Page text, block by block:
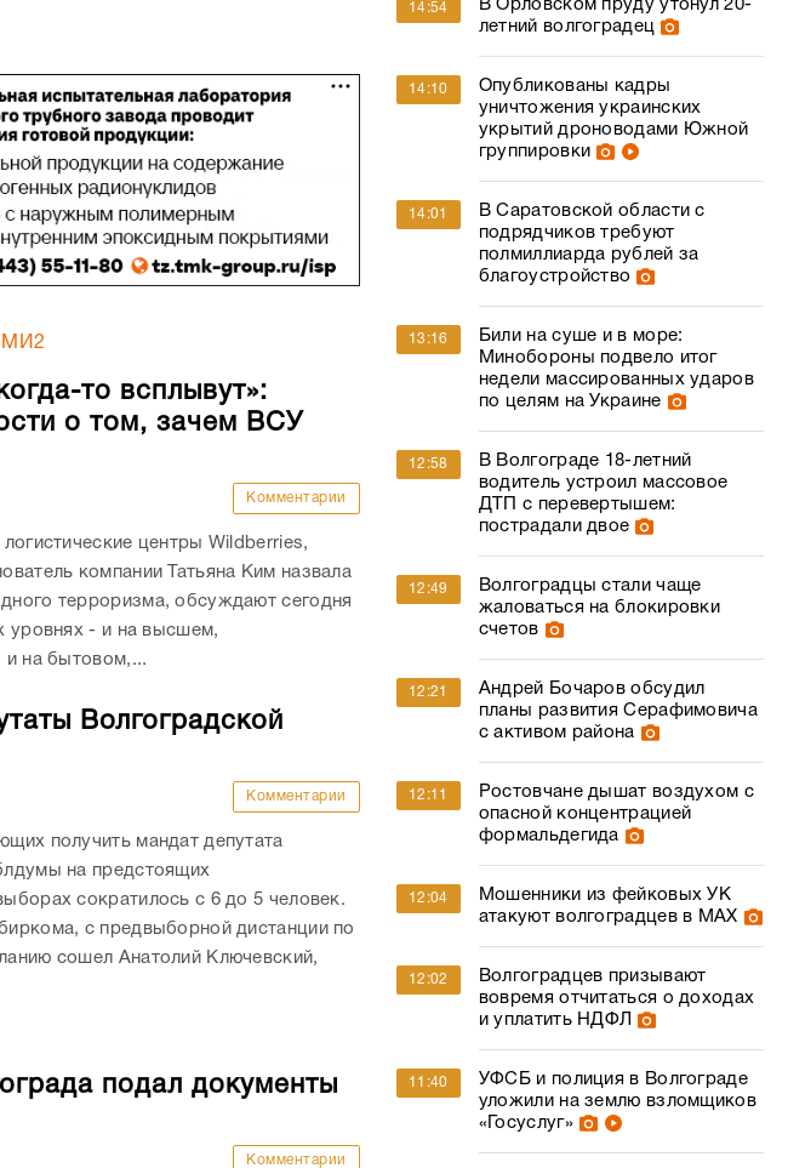
то всплывут»:
о том, зачем ВСУ
Комментарии
центры Wildberries,
компании Татьяна Ким назвала
терроризма, обсуждают сегодня
уровнях - и на высшем,
и на бытовом,...
Волгоградской
Комментарии
получить мандат депутата
на предстоящих
сократилось с 6 до 5 человек.
с предвыборной дистанции по
сошел Анатолий Ключевский,
подал документы
Комментарии
14:54
В Орловском пруду утонул 20-
летний волгоградец
14:10
Опубликованы кадры
уничтожения украинских
укрытий дроноводами Южной
группировки
14:01
В Саратовской области с
подрядчиков требуют
полмиллиарда рублей за
благоустройство
13:16
Били на суше и в море:
Минобороны подвело итог
недели массированных ударов
по целям на Украине
12:58
В Волгограде 18-летний
водитель устроил массовое
ДТП с перевертышем:
пострадали двое
12:49
Волгоградцы стали чаще
жаловаться на блокировки
счетов
12:21
Андрей Бочаров обсудил
планы развития Серафимовича
с активом района
12:11
Ростовчане дышат воздухом с
опасной концентрацией
формальдегида
12:04
Мошенники из фейковых УК
атакуют волгоградцев в МАХ
12:02
Волгоградцев призывают
вовремя отчитаться о доходах
и уплатить НДФЛ
11:40
УФСБ и полиция в Волгограде
уложили на землю взломщиков
«Госуслуг»